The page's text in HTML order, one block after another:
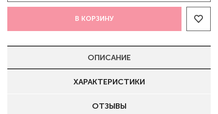
В КОРЗИНУ
ОПИСАНИЕ
ХАРАКТЕРИСТИКИ
ОТЗЫВЫ